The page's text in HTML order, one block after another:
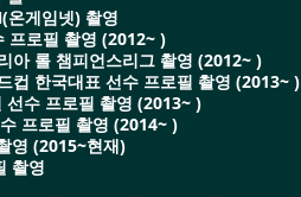
온게임넷) 촬영
프로필 촬영 (2012~ )
아 롤 챔피언스리그 촬영 (2012~ )
컵 한국대표 선수 프로필 촬영 (2013~ )
수 프로필 촬영 (2013~ )
프로필 촬영 (2014~ )
영 (2015~현재)
촬영